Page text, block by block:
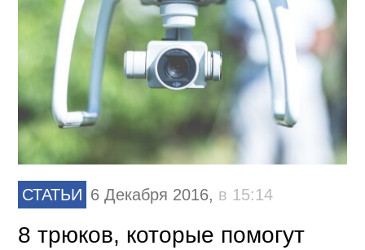
СТАТЬИ 6 Декабря 2016, в 15:14
8 трюков, которые помогут